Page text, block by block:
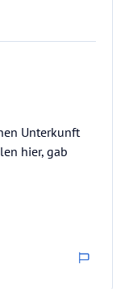
Unterkunft
hier, gab